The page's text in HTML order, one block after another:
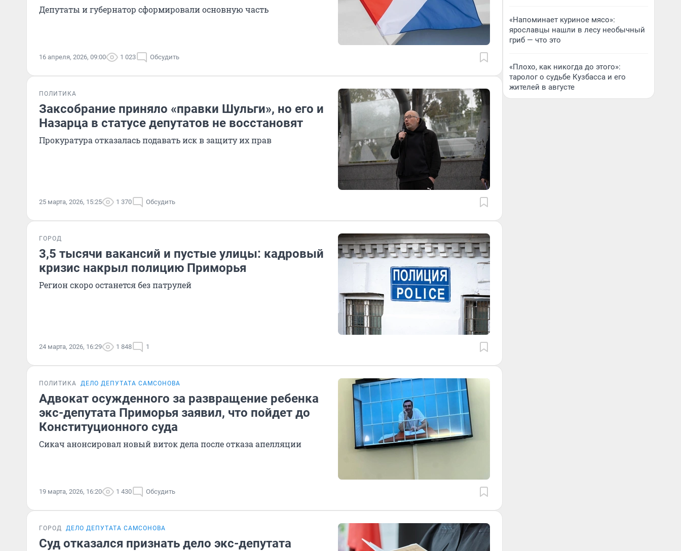
Депутаты и губернатор сформировали основную часть
16 апреля, 2026, 09:00 1 023 Обсудить
ПОЛИТИКА
Заксобрание приняло «правки Шульги», но его и
Назарца в статусе депутатов не восстановят
Прокуратура отказалась подавать иск в защиту их прав
25 марта, 2026, 15:25 1 370 Обсудить
ГОРОД
3,5 тысячи вакансий и пустые улицы: кадровый
кризис накрыл полицию Приморья
Регион скоро останется без патрулей
24 марта, 2026, 16:29 1 848 1
ПОЛИТИКА ДЕЛО ДЕПУТАТА САМСОНОВА
Адвокат осужденного за развращение ребенка
экс-депутата Приморья заявил, что пойдет до
Конституционного суда
Сикач анонсировал новый виток дела после отказа апелляции
19 марта, 2026, 16:20 1 430 Обсудить
ГОРОД ДЕЛО ДЕПУТАТА САМСОНОВА
Суд отказался признать дело экс-депутата
«Напоминает куриное мясо»:
ярославцы нашли в лесу необычный
гриб — что это
«Плохо, как никогда до этого»:
таролог о судьбе Кузбасса и его
жителей в августе